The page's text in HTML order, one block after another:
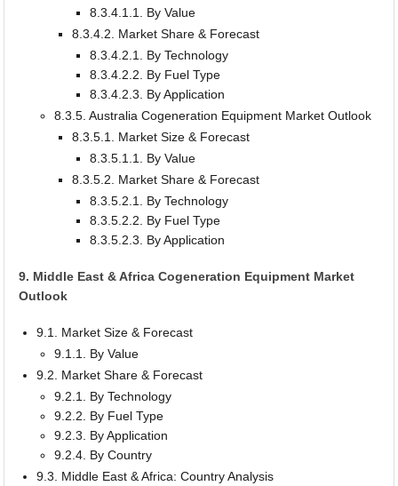
8.3.4.1.1. By Value
8.3.4.2. Market Share & Forecast
8.3.4.2.1. By Technology
8.3.4.2.2. By Fuel Type
8.3.4.2.3. By Application
8.3.5. Australia Cogeneration Equipment Market Outlook
8.3.5.1. Market Size & Forecast
8.3.5.1.1. By Value
8.3.5.2. Market Share & Forecast
8.3.5.2.1. By Technology
8.3.5.2.2. By Fuel Type
8.3.5.2.3. By Application
9. Middle East & Africa Cogeneration Equipment Market
Outlook
9.1. Market Size & Forecast
9.1.1. By Value
9.2. Market Share & Forecast
9.2.1. By Technology
9.2.2. By Fuel Type
9.2.3. By Application
9.2.4. By Country
9.3. Middle East & Africa: Country Analysis